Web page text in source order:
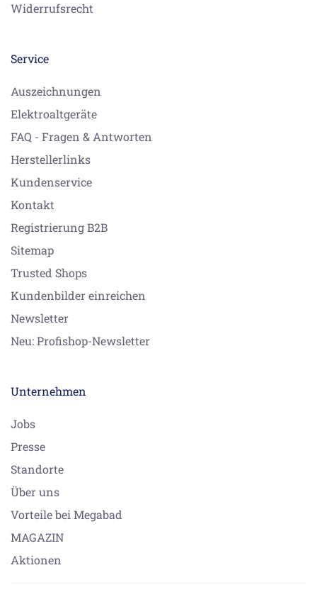
Widerrufsrecht
Service
Auszeichnungen
Elektroaltgeräte
FAQ - Fragen & Antworten
Herstellerlinks
Kundenservice
Kontakt
Registrierung B2B
Sitemap
Trusted Shops
Kundenbilder einreichen
Newsletter
Neu: Profishop-Newsletter
Unternehmen
Jobs
Presse
Standorte
Über uns
Vorteile bei Megabad
MAGAZIN
Aktionen